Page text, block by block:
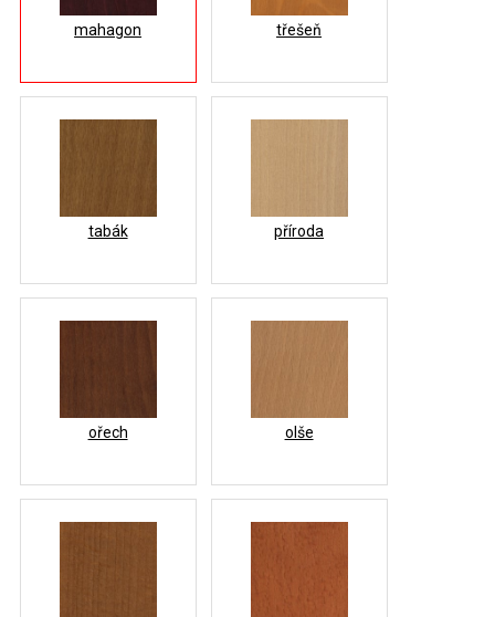
mahagon třešeň
tabák příroda
ořech olše